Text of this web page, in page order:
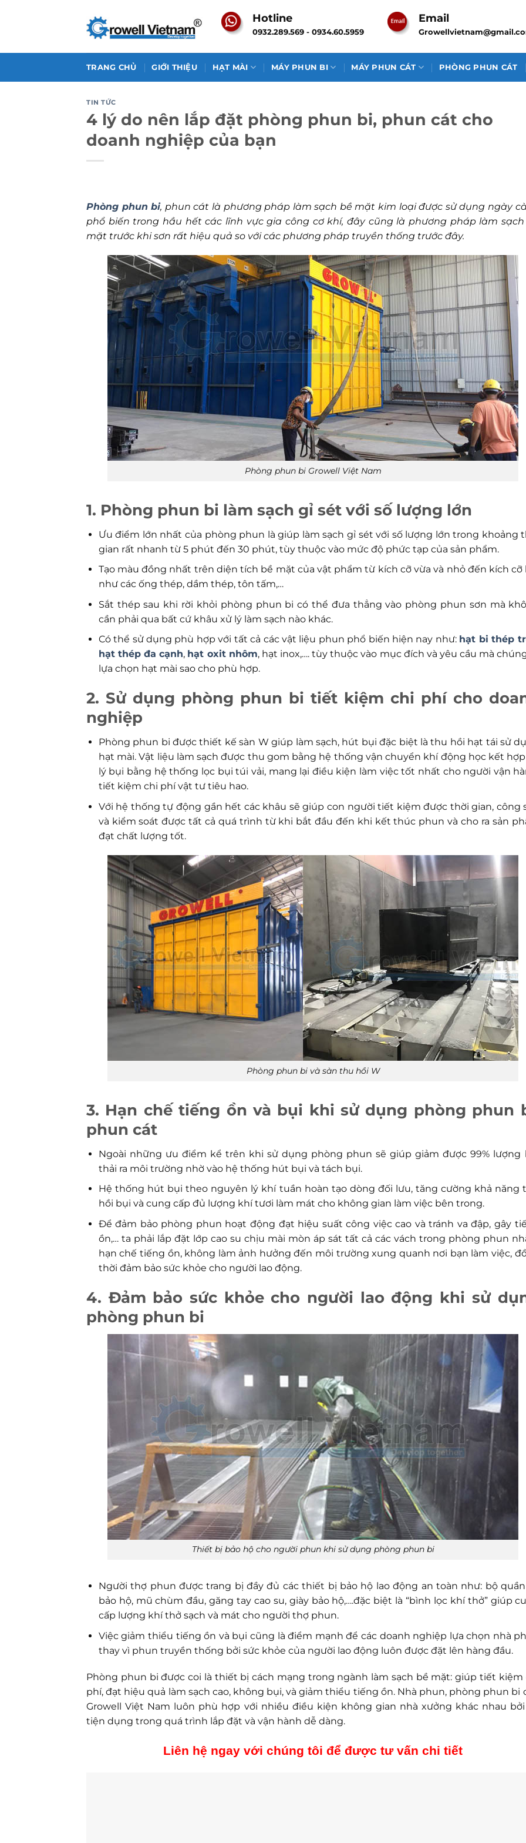
Hotline
0932.289.569 - 0934.60.5959
Email
TRANG CHỦ GIỚI THIỆU HẠT MÀI MÁY PHUN BI MÁY PHUN CÁT PHÒNG PHUN CÁT
TIN TỨC
4 lý do nên lắp đặt phòng phun bi, phun cát cho
doanh nghiệp của bạn
Phòng phun bi, phun cát là phương pháp làm sạch bề mặt kim loại được sử dụng ngày
phổ biến trong hầu hết các lĩnh vực gia công cơ khí, đây cũng là phương pháp làm sạch
mặt trước khi sơn rất hiệu quả so với các phương pháp truyền thống trước đây.
Phòng phun bi Growell Việt Nam
1. Phòng phun bi làm sạch gỉ sét với số lượng lớn
Ưu điểm lớn nhất của phòng phun là giúp làm sạch gỉ sét với số lượng lớn trong khoảng
gian rất nhanh từ 5 phút đến 30 phút, tùy thuộc vào mức độ phức tạp của sản phẩm.
Tạo màu đồng nhất trên diện tích bề mặt của vật phẩm từ kích cỡ vừa và nhỏ đến kích cỡ
như các ống thép, dầm thép, tôn tấm,…
Sắt thép sau khi rời khỏi phòng phun bi có thể đưa thẳng vào phòng phun sơn mà
cần phải qua bất cứ khâu xử lý làm sạch nào khác.
Có thể sử dụng phù hợp với tất cả các vật liệu phun phổ biến hiện nay như: hạt bi thép
hạt thép đa cạnh, hạt oxit nhôm, hạt inox,…. tùy thuộc vào mục đích và yêu cầu mà
lựa chọn hạt mài sao cho phù hợp.
2. Sử dụng phòng phun bi tiết kiệm chi phí cho
nghiệp
Phòng phun bi được thiết kế sàn W giúp làm sạch, hút bụi đặc biệt là thu hồi hạt tái sử
hạt mài. Vật liệu làm sạch được thu gom bằng hệ thống vận chuyển khí động học kết
lý bụi bằng hệ thống lọc bụi túi vải, mang lại điều kiện làm việc tốt nhất cho người vận
tiết kiệm chi phí vật tư tiêu hao.
Với hệ thống tự động gần hết các khâu sẽ giúp con người tiết kiệm được thời gian, công
và kiểm soát được tất cả quá trình từ khi bắt đầu đến khi kết thúc phun và cho ra sản
đạt chất lượng tốt.
Phòng phun bi và sàn thu hồi W
3. Hạn chế tiếng ồn và bụi khi sử dụng phòng phun
phun cát
Ngoài những ưu điểm kể trên khi sử dụng phòng phun sẽ giúp giảm được 99% lượng
thải ra môi trường nhờ vào hệ thống hút bụi và tách bụi.
Hệ thống hút bụi theo nguyên lý khí tuần hoàn tạo dòng đối lưu, tăng cường khả năng
hồi bụi và cung cấp đủ lượng khí tươi làm mát cho không gian làm việc bên trong.
Để đảm bảo phòng phun hoạt động đạt hiệu suất công việc cao và tránh va đập, gây
ồn,… ta phải lắp đặt lớp cao su chịu mài mòn áp sát tất cả các vách trong phòng phun
hạn chế tiếng ồn, không làm ảnh hưởng đến môi trường xung quanh nơi bạn làm việc,
thời đảm bảo sức khỏe cho người lao động.
4. Đảm bảo sức khỏe cho người lao động khi sử
phòng phun bi
Thiết bị bảo hộ cho người phun khi sử dụng phòng phun bi
Người thợ phun được trang bị đầy đủ các thiết bị bảo hộ lao động an toàn như: bộ
bảo hộ, mũ chùm đầu, găng tay cao su, giày bảo hộ,….đặc biệt là “bình lọc khí thở” giúp
cấp lượng khí thở sạch và mát cho người thợ phun.
Việc giảm thiểu tiếng ồn và bụi cũng là điểm mạnh để các doanh nghiệp lựa chọn nhà
thay vì phun truyền thống bởi sức khỏe của người lao động luôn được đặt lên hàng đầu.
Phòng phun bi được coi là thiết bị cách mạng trong ngành làm sạch bề mặt: giúp tiết kiệm
phí, đạt hiệu quả làm sạch cao, không bụi, và giảm thiểu tiếng ồn. Nhà phun, phòng phun bi
Growell Việt Nam luôn phù hợp với nhiều điều kiện không gian nhà xưởng khác nhau
tiện dụng trong quá trình lắp đặt và vận hành dễ dàng.
Liên hệ ngay với chúng tôi để được tư vấn chi tiết